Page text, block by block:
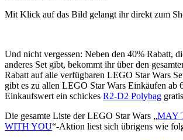
Mit Klick auf das Bild gelangt ihr direkt zum
Und nicht vergessen: Neben den 40% Rabatt,
anderes Set gibt, bekommt ihr über den
Rabatt auf alle verfügbaren LEGO Star Wars
gibt es zu allen LEGO Star Wars Einkäufen ab
Einkaufswert ein schickes R2-D2 Polybag
Die gesamte Liste der LEGO Star Wars „MAY
WITH YOU“-Aktion liest sich übrigens wie